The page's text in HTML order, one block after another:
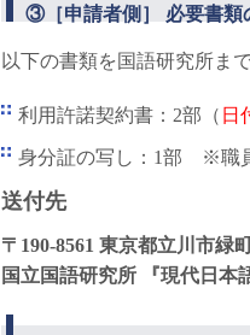
③［申請者側］ 必要書類
以下の書類を国語研究所ま
利用許諾契約書：2部（ 日
身分証の写し：1部 ※職
送付先
〒190-8561 東京都立川市緑
国立国語研究所 『現代日本